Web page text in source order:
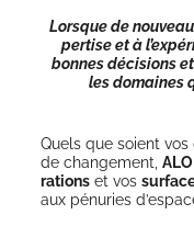
Lorsque de
per­tise et à
bonnes déci­sions
les domaines
Quels que soient
de chan­ge­ment,
ra­tionset vos
aux pénu­ries